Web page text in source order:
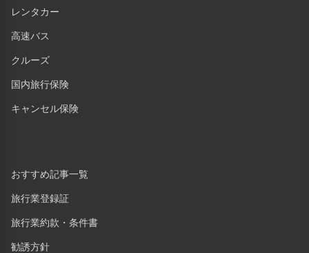
レンタカー
高速バス
クルーズ
国内旅行保険
キャンセル保険
おすすめ記事一覧
旅行業登録証
旅行業約款・条件書
勧誘方針